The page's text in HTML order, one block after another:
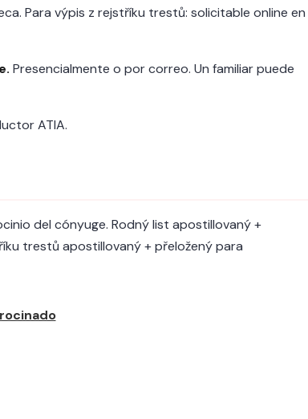
Para výpis z rejstříku trestů: solicitable online en
Presencialmente o por correo. Un familiar puede
ATIA.
del cónyuge. Rodný list apostillovaný +
trestů apostillovaný + přeložený para